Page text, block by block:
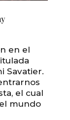
en el
Savatier.
el cual
mundo